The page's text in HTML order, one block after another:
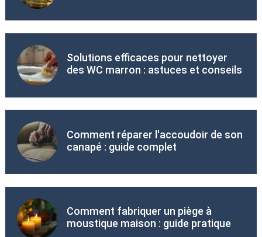
Solutions efficaces pour nettoyer
des WC marron : astuces et conseils
Comment réparer l'accoudoir de son
canapé : guide complet
Comment fabriquer un piège à
moustique maison : guide pratique